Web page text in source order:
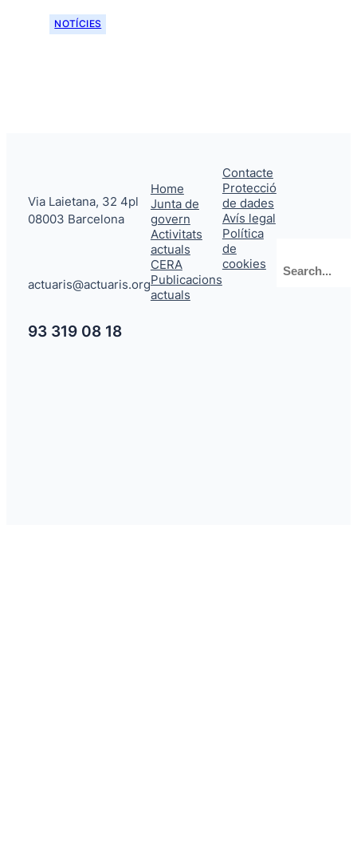
NOTÍCIES
Via Laietana, 32 4pl
08003 Barcelona
actuaris@actuaris.org
93 319 08 18
Home
Junta de
govern
Activitats
actuals
CERA
Publicacions
actuals
Contacte
Protecció
de dades
Avís legal
Política
de
cookies